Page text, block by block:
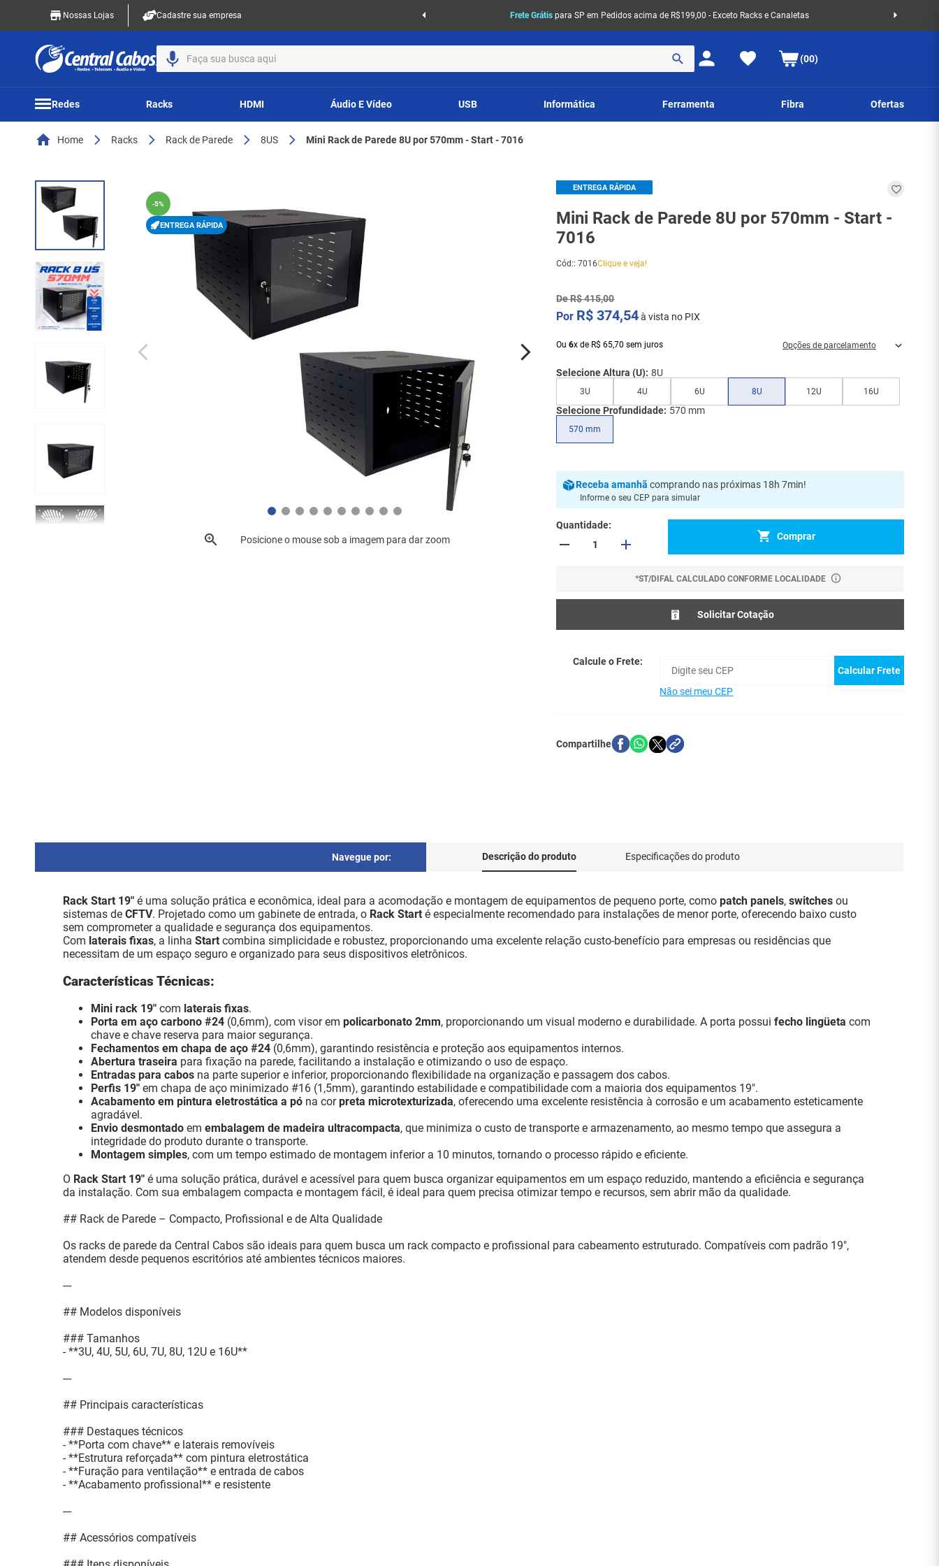
Nossas Lojas Cadastre sua empresa Frete Grátis para SP em Pedidos acima de R$199,00 - Exceto Racks e Canaletas
Faça sua busca aqui
(00)
Redes Racks HDMI Áudio E Vídeo USB Informática Ferramenta Fibra Ofertas
Home Racks Rack de Parede 8US Mini Rack de Parede 8U por 570mm - Start - 7016
-5%
ENTREGA RÁPIDA
Posicione o mouse sob a imagem para dar zoom
ENTREGA RÁPIDA
Mini Rack de Parede 8U por 570mm - Start -
7016
Cód::7016Clique e veja!
DeR$415,00
R$ 374,54à vista no PIX
Ou6x de R$ 65,70 sem juros Opções de parcelamento
Selecione Altura (U): 8U
3U 4U 6U 8U 12U 16U
Selecione Profundidade: 570 mm
570 mm
Recebaamanhã comprando nas próximas 18h 7min!
Informe o seu CEP para simular
Quantidade
Comprar
*ST/DIFAL CALCULADO CONFORME LOCALIDADE
Solicitar Cotação
Calcule o Frete:
Calcular Frete
Não sei meu CEP
Navegue por: Descrição do produto Especificações do produto
Rack Start 19" é uma solução prática e econômica, ideal para a acomodação e montagem de equipamentos de pequeno porte, como patch panels, switches ou
sistemas de CFTV. Projetado como um gabinete de entrada, o Rack Start é especialmente recomendado para instalações de menor porte, oferecendo baixo custo
sem comprometer a qualidade e segurança dos equipamentos.
Com laterais fixas, a linha Start combina simplicidade e robustez, proporcionando uma excelente relação custo-benefício para empresas ou residências que
necessitam de um espaço seguro e organizado para seus dispositivos eletrônicos.
Características Técnicas:
Mini rack 19" com laterais fixas.
Porta em aço carbono #24 (0,6mm), com visor em policarbonato 2mm, proporcionando um visual moderno e durabilidade. A porta possui fecho lingüeta com
chave e chave reserva para maior segurança.
Fechamentos em chapa de aço #24 (0,6mm), garantindo resistência e proteção aos equipamentos internos.
Abertura traseira para fixação na parede, facilitando a instalação e otimizando o uso de espaço.
Entradas para cabos na parte superior e inferior, proporcionando flexibilidade na organização e passagem dos cabos.
Perfis 19" em chapa de aço minimizado #16 (1,5mm), garantindo estabilidade e compatibilidade com a maioria dos equipamentos 19".
Acabamento em pintura eletrostática a pó na corpreta microtexturizada, oferecendo uma excelente resistência à corrosão e um acabamento esteticamente
agradável.
Envio desmontado em embalagem de madeira ultracompacta, que minimiza o custo de transporte e armazenamento, ao mesmo tempo que assegura a
integridade do produto durante o transporte.
Montagem simples, com um tempo estimado de montagem inferior a 10 minutos, tornando o processo rápido e eficiente.
O Rack Start 19" é uma solução prática, durável e acessível para quem busca organizar equipamentos em um espaço reduzido, mantendo a eficiência e segurança
da instalação. Com sua embalagem compacta e montagem fácil, é ideal para quem precisa otimizar tempo e recursos, sem abrir mão da qualidade.
## Rack de Parede – Compacto, Profissional e de Alta Qualidade
Os racks de parede da Central Cabos são ideais para quem busca um rack compacto e profissional para cabeamento estruturado. Compatíveis com padrão 19",
atendem desde pequenos escritórios até ambientes técnicos maiores.
---
## Modelos disponíveis
### Tamanhos
- **3U, 4U, 5U, 6U, 7U, 8U, 12U e 16U**
---
## Principais características
### Destaques técnicos
- **Porta com chave** e laterais removíveis
- **Estrutura reforçada** com pintura eletrostática
- **Furação para ventilação** e entrada de cabos
- **Acabamento profissional** e resistente
---
## Acessórios compatíveis